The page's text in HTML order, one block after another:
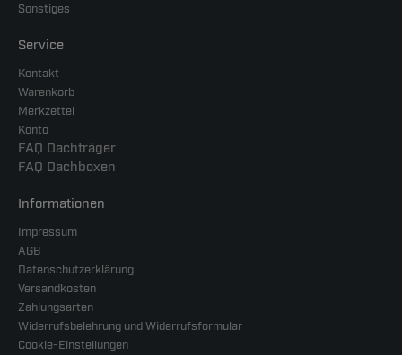
Sonstiges
Service
Kontakt
Warenkorb
Merkzettel
Konto
FAQ Dachträger
FAQ Dachboxen
Informationen
Impressum
AGB
Datenschutzerklärung
Versandkosten
Zahlungsarten
Widerrufsbelehrung und Widerrufsformular
Cookie-Einstellungen